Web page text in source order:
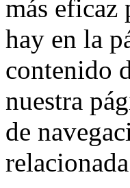
más eficaz
hay en la
contenido
nuestra
de